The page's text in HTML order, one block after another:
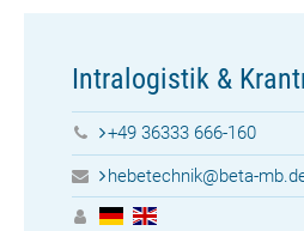
Intralogistik &
+49 36333 666-160
hebetechnik@beta-